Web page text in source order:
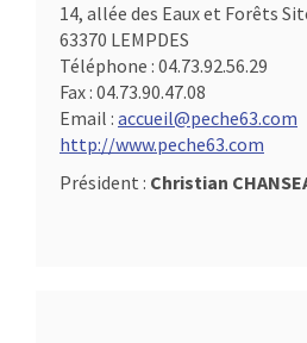
14, allée des Eaux et Forêts
63370 LEMPDES
Téléphone : 04.73.92.56.29
Fax : 04.73.90.47.08
Email : accueil@peche63.com
http://www.peche63.com
Président : Christian